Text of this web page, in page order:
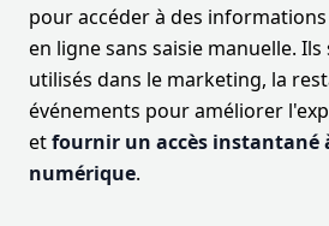
pour accéder à des
en ligne sans saisie manuelle.
utilisés dans le marketing, la
événements pour améliorer
etfournir un accès instantané
numérique.